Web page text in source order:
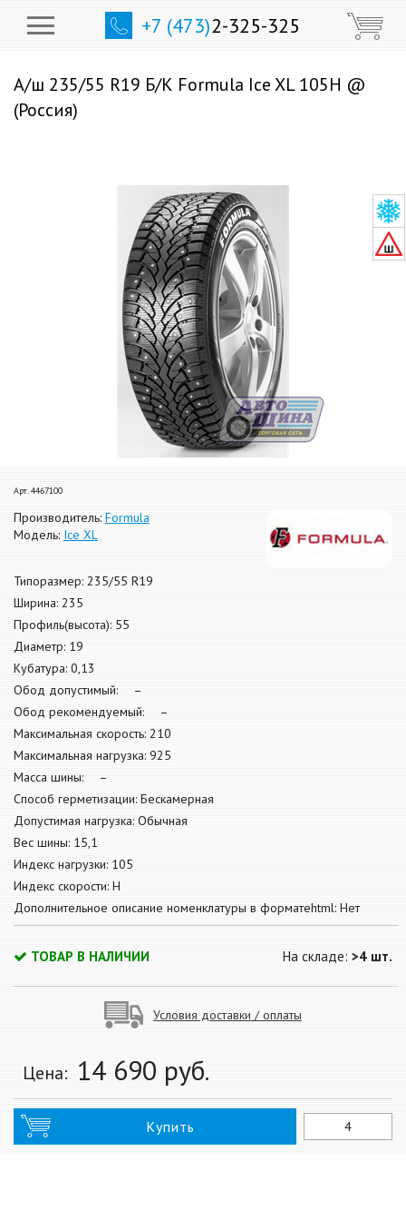
+7 (473)2-325-325
А/ш 235/55 R19 Б/К Formula Ice XL 105H @
(Россия)
Арт. 4467100
Производитель: Formula
Модель: Ice XL
Типоразмер: 235/55 R19
Ширина: 235
Профиль(высота): 55
Диаметр: 19
Кубатура: 0,13
Обод допустимый: –
Обод рекомендуемый: –
Максимальная скорость: 210
Максимальная нагрузка: 925
Масса шины: –
Способ герметизации: Бескамерная
Допустимая нагрузка: Обычная
Вес шины: 15,1
Индекс нагрузки: 105
Индекс скорости: H
Дополнительное описание номенклатуры в форматеhtml: Нет
ТОВАР В НАЛИЧИИ На складе: >4 шт.
Условия доставки / оплаты
Цена: 14 690 руб.
Купить